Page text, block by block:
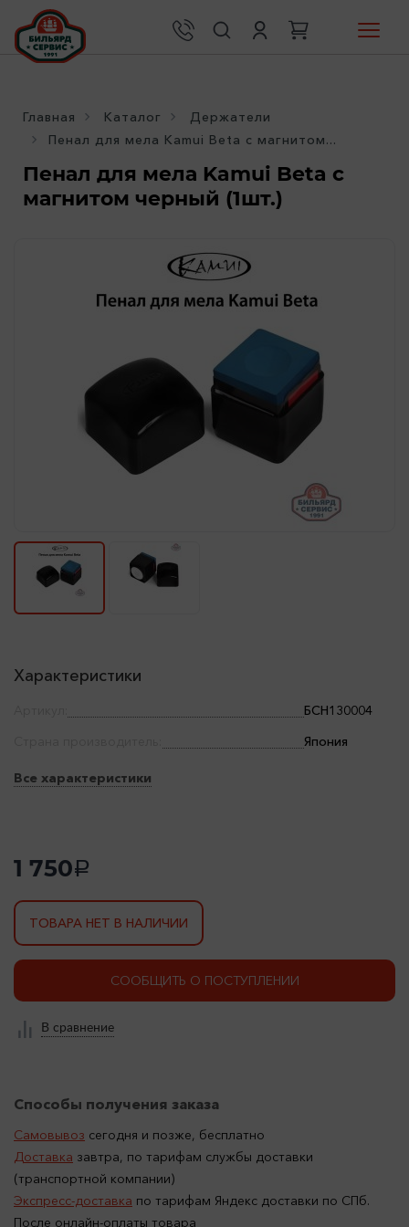
Главная Каталог
Держатели
Пенал для мела Kamui Beta c магнитом...
Пенал для мела Kamui Beta c
магнитом черный (1шт.)
Характеристики
БСН130004
Япония
Все характеристики
1 750a
ТОВАРА НЕТ В НАЛИЧИИ
СООБЩИТЬ О ПОСТУПЛЕНИИ
В сравнение
Способы получения заказа
Самовывоз сегодня и позже, бесплатно
Доставка завтра, по тарифам службы доставки
(транспортной компании)
Экспресс-доставка по тарифам Яндекс доставки по СПб.
После онлайн-оплаты товара